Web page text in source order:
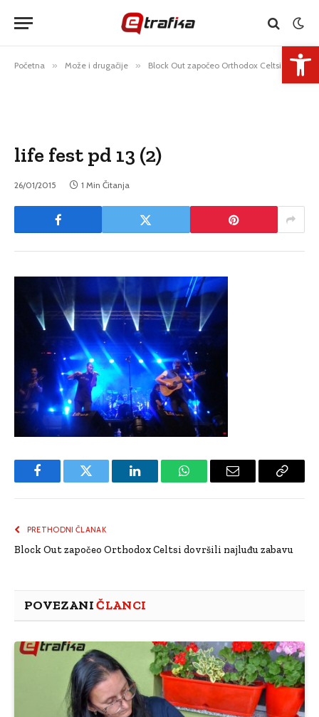
Početna » Može i drugačije » Block Out započeo Orthodox Celtsi dovršili najluđu zabavu
life fest pd 13 (2)
26/01/2015 1 Min Čitanja
FacebookTwitter LinkedInWhatsAppEmail
Copy
PRETHODNI ČLANAK
Block Out započeo Orthodox Celtsi dovršili najluđu zabavu
POVEZANIČLANCI